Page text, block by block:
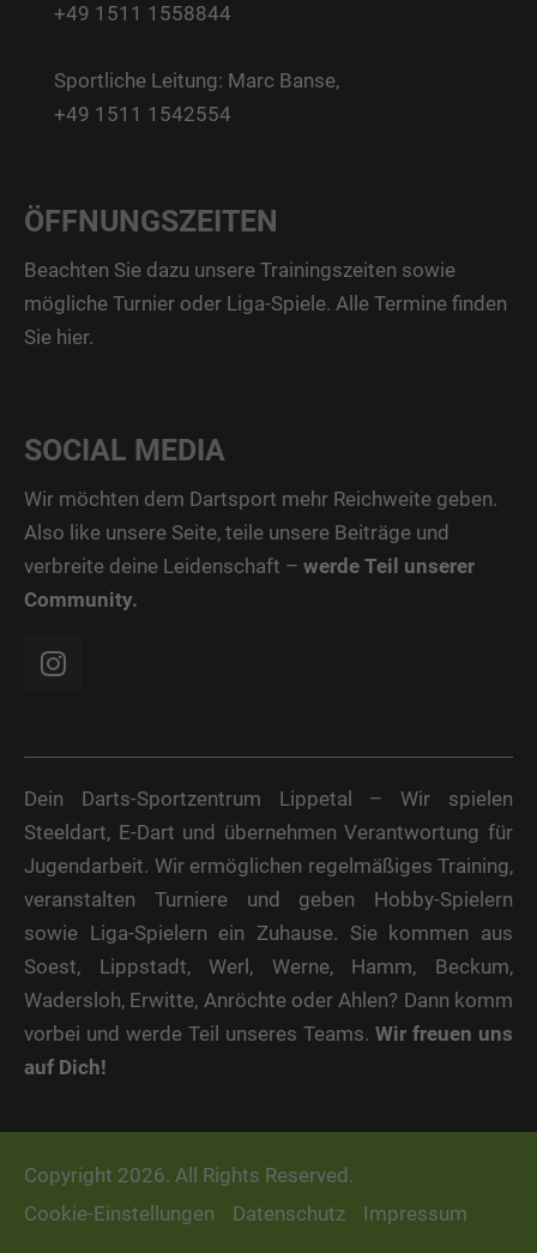
magnis dis parturient montes, nascetur
+49 1511 1558844
Sportliche Leitung: Marc Banse,
+49 1511 1542554
ÖFFNUNGSZEITEN
Beachten Sie dazu unsere Trainingszeiten sowie
mögliche Turnier oder Liga-Spiele. Alle Termine finden
Sie hier.
SOCIAL MEDIA
Wir möchten dem Dartsport mehr Reichweite geben.
Also like unsere Seite, teile unsere Beiträge und
verbreite deine Leidenschaft – werde Teil unserer
Community.
Dein Darts-Sportzentrum Lippetal – Wir spielen
Steeldart, E-Dart und übernehmen Verantwortung für
Jugendarbeit. Wir ermöglichen regelmäßiges Training,
veranstalten Turniere und geben Hobby-Spielern
sowie Liga-Spielern ein Zuhause. Sie kommen aus
Soest, Lippstadt, Werl, Werne, Hamm, Beckum,
Wadersloh, Erwitte, Anröchte oder Ahlen? Dann komm
vorbei und werde Teil unseres Teams. Wir freuen uns
auf Dich!
Copyright 2026. All Rights Reserved.
Cookie-Einstellungen
Datenschutz Impressum